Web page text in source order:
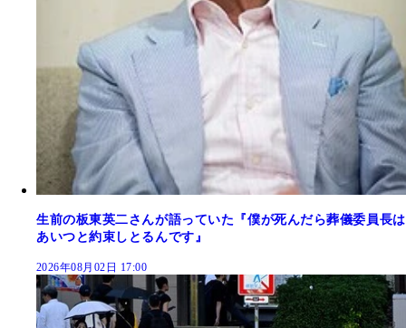
生前の板東英二さんが語っていた『僕が死んだら葬儀委員長は
あいつと約束しとるんです』
2026年08月02日 17:00